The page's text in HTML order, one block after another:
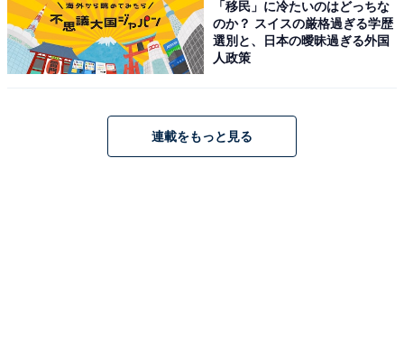
「移民」に冷たいのはどっちな
のか？ スイスの厳格過ぎる学歴
選別と、日本の曖昧過ぎる外国
人政策
連載をもっと見る